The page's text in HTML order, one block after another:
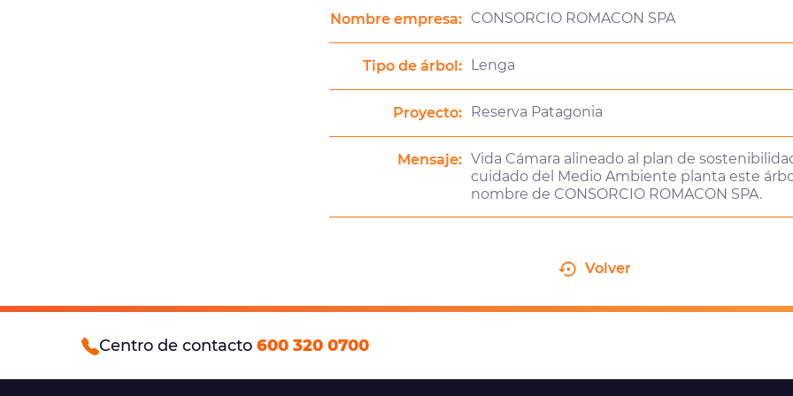
Nombre empresa: CONSORCIO ROMACON SPA
Tipo de árbol: Lenga
Proyecto: Reserva Patagonia
Mensaje: Vida Cámara alineado al plan de
cuidado del Medio Ambiente planta este
nombre de CONSORCIO ROMACON SPA.
Volver
Centro de contacto 600 320 0700